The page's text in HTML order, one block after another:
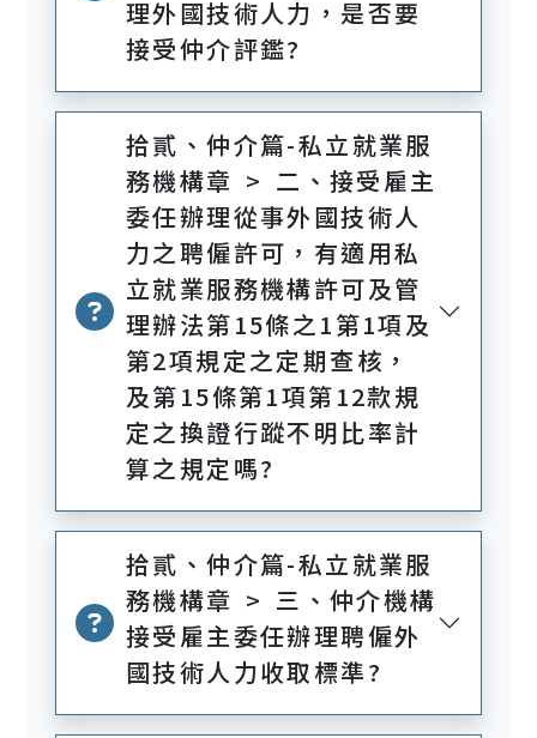
理外國技術人力，是否要
接受仲介評鑑?
拾貳、仲介篇-私立就業服
務機構章 > 二、接受雇主
委任辦理從事外國技術人
力之聘僱許可，有適用私
立就業服務機構許可及管
理辦法第15條之1第1項及
第2項規定之定期查核，
及第15條第1項第12款規
定之換證行蹤不明比率計
算之規定嗎?
拾貳、仲介篇-私立就業服
務機構章 > 三、仲介機構
接受雇主委任辦理聘僱外
國技術人力收取標準?